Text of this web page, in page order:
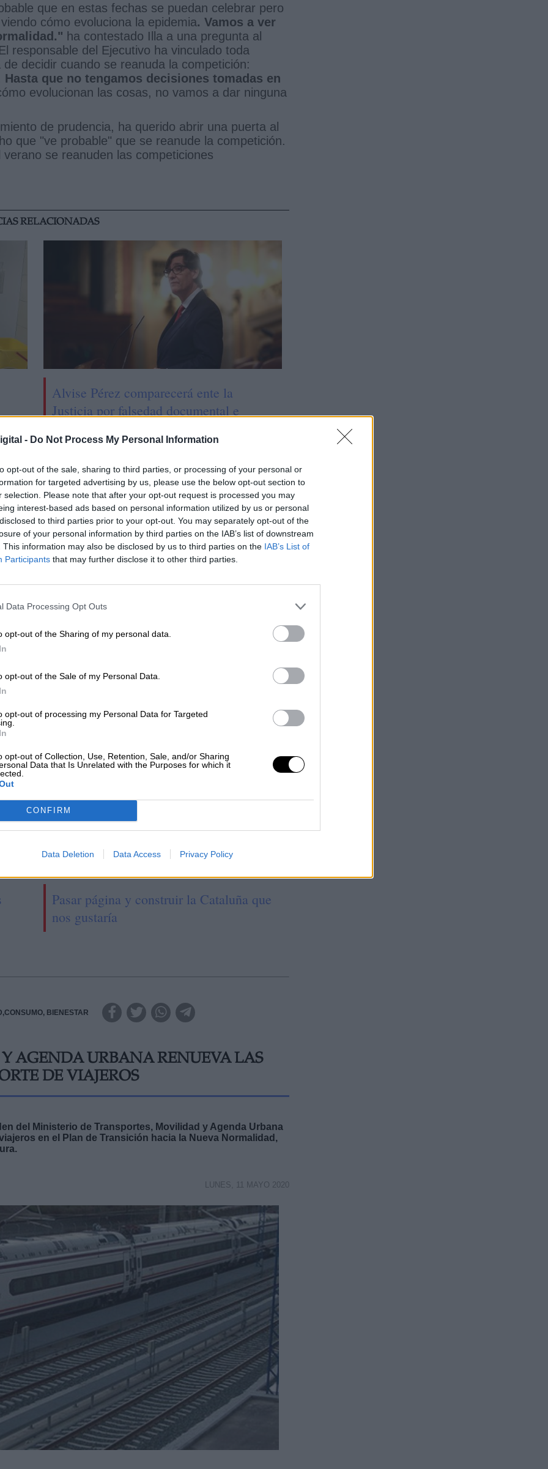
- Do Not Process My Personal Information
opt-out of the sale, sharing to third parties, or processing of your personal or
for targeted advertising by us, please use the below opt-out section to
selection. Please note that after your opt-out request is processed you may
interest-based ads based on personal information utilized by us or personal
to third parties prior to your opt-out. You may separately opt-out of the
of your personal information by third parties on the IAB’s list of downstream
This information may also be disclosed by us to third parties on the IAB’s List of
Participants that may further disclose it to other third parties.
Data Processing Opt Outs
opt-out of the Sharing of my personal data.
opt-out of the Sale of my Personal Data.
opt-out of processing my Personal Data for Targeted
opt-out of Collection, Use, Retention, Sale, and/or Sharing
Data that Is Unrelated with the Purposes for which it
CONFIRM
Data Deletion Data Access Privacy Policy
que en estas fechas se puedan celebrar pero
cómo evoluciona la epidemia. Vamos a ver
ha contestado Illa a una pregunta al
responsable del Ejecutivo ha vinculado toda
decidir cuando se reanuda la competición:
Hasta que no tengamos decisiones tomadas en
evolucionan las cosas, no vamos a dar ninguna
de prudencia, ha querido abrir una puerta al
que "ve probable" que se reanude la competición.
se reanuden las competiciones
RELACIONADAS
Alvise Pérez comparecerá ente la
Justicia por falsedad documental e
positiva de Salvador Illa
y Salvador
a Gabilondo
en serio" que
los socialistas en
de Madrid
Irene Lozano deja el
Consejo de Deportes para
de Gabilondo en la
Pasar página y construir la Cataluña que
nos gustaría
BIENESTAR
AGENDA URBANA RENUEVA LAS
DE VIAJEROS
del Ministerio de Transportes, Movilidad y Agenda Urbana
en el Plan de Transición hacia la Nueva Normalidad,
LUNES, 11 MAYO 2020